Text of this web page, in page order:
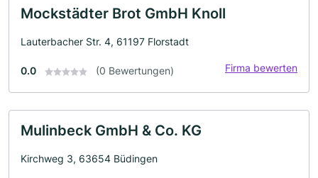
Mockstädter Brot GmbH Knoll
Lauterbacher Str. 4, 61197 Florstadt
0.0 (0 Bewertungen) Firma bewerten
Mulinbeck GmbH & Co. KG
Kirchweg 3, 63654 Büdingen